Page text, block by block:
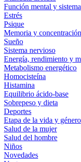
Función mental y
Estrés
Psique
Memoria y concentración
Sueño
Sistema nervioso
Energía, rendimiento y
Metabolismo energético
Homocisteína
Histamina
Equilibrio ácido-base
Sobrepeso y dieta
Deportes
Etapa de la vida y género
Salud de la mujer
Salud del hombre
Niños
Novedades